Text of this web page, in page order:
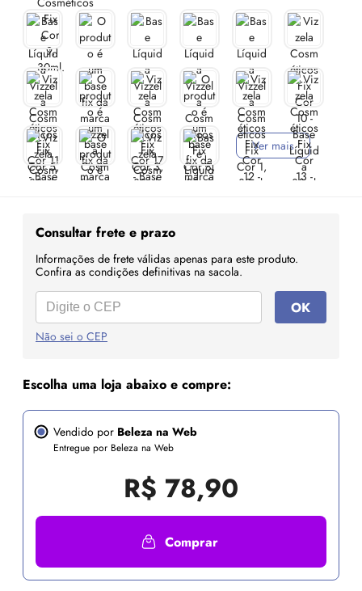
Ver mais
Consultar frete e prazo
Informações de frete válidas apenas para este produto.
Confira as condições definitivas na sacola.
OK
Não sei o CEP
Escolha uma loja abaixo e compre:
Vendido por Beleza na Web
Entregue por Beleza na Web
R$ 78,90
Comprar